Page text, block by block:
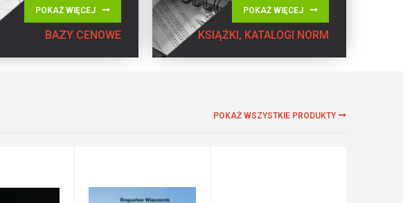
POKAŻ WIĘCEJ
BAZY CENOWE
POKAŻ WIĘCEJ
KSIĄŻKI, KATALOGI NORM
POKAŻ WSZYSTKIE PRODUKTY